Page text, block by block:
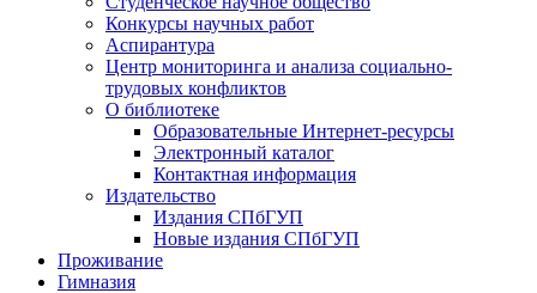
Конкурсы научных работ
Аспирантура
Центр мониторинга и анализа социально-
трудовых конфликтов
О библиотеке
Образовательные Интернет-ресурсы
Электронный каталог
Контактная информация
Издательство
Издания СПбГУП
Новые издания СПбГУП
Проживание
Гимназия